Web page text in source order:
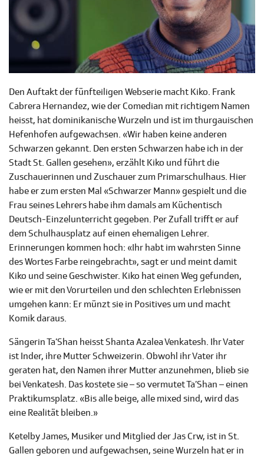
Den Auftakt der fünfteiligen Webserie macht Kiko. Frank
Cabrera Hernandez, wie der Comedian mit richtigem Namen
heisst, hat dominikanische Wurzeln und ist im thurgauischen
Hefenhofen aufgewachsen. «Wir haben keine anderen
Schwarzen gekannt. Den ersten Schwarzen habe ich in der
Stadt St. Gallen gesehen», erzählt Kiko und führt die
Zuschauerinnen und Zuschauer zum Primarschulhaus. Hier
habe er zum ersten Mal «Schwarzer Mann» gespielt und die
Frau seines Lehrers habe ihm damals am Küchentisch
Deutsch-Einzelunterricht gegeben. Per Zufall trifft er auf
dem Schulhausplatz auf einen ehemaligen Lehrer.
Erinnerungen kommen hoch: «Ihr habt im wahrsten Sinne
des Wortes Farbe reingebracht», sagt er und meint damit
Kiko und seine Geschwister. Kiko hat einen Weg gefunden,
wie er mit den Vorurteilen und den schlechten Erlebnissen
umgehen kann: Er münzt sie in Positives um und macht
Komik daraus.
Sängerin Ta’Shan heisst Shanta Azalea Venkatesh. Ihr Vater
ist Inder, ihre Mutter Schweizerin. Obwohl ihr Vater ihr
geraten hat, den Namen ihrer Mutter anzunehmen, blieb sie
bei Venkatesh. Das kostete sie – so vermutet Ta’Shan – einen
Praktikumsplatz. «Bis alle beige, alle mixed sind, wird das
eine Realität bleiben.»
Ketelby James, Musiker und Mitglied der Jas Crw, ist in St.
Gallen geboren und aufgewachsen, seine Wurzeln hat er in